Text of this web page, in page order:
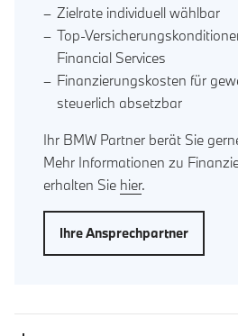
Zielrate individuell wählbar
Top-
Financial Services
Finanzierungskosten für
steuerlich absetzbar
Ihr BMW Partner berät Sie
Mehr Informationen zu
erhalten Sie hier.
Ihre Ansprechpartner